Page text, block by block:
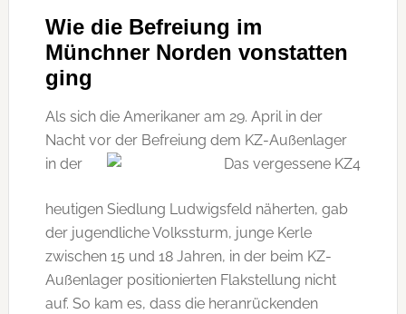
Wie die Befreiung im
Münchner Norden vonstatten
ging
Als sich die Amerikaner am 29. April in der
Nacht vor der Befreiung dem KZ-Außenlager
in der
heutigen Siedlung Ludwigsfeld näherten, gab
der jugendliche Volkssturm, junge Kerle
zwischen 15 und 18 Jahren, in der beim KZ-
Außenlager positionierten Flakstellung nicht
auf. So kam es, dass die heranrückenden